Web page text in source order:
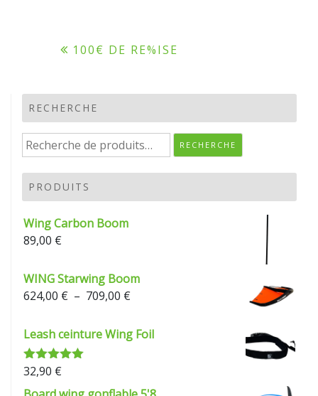
Navigation
l’article
100€ DE RE%ISE
RECHERCHE
Recherche
pour :
RECHERCHE
PRODUITS
Wing Carbon Boom
89,00 €
WING Starwing Boom
624,00 € – 709,00 €
prix :
624,00 €
Leash ceinture Wing Foil
Note 5.00
32,90 €